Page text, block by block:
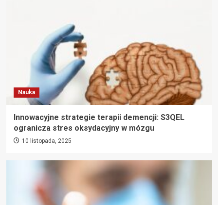
Nauka
Innowacyjne strategie terapii demencji: S3QEL
ogranicza stres oksydacyjny w mózgu
10 listopada, 2025